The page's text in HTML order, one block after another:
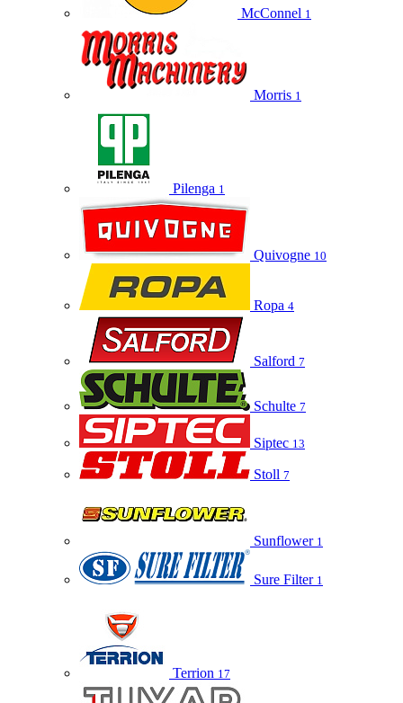
McConnel 1
Morris 1
Pilenga 1
Quivogne 10
Ropa 4
Salford 7
Schulte 7
Siptec 13
Stoll 7
Sunflower 1
Sure Filter 1
Terrion 17